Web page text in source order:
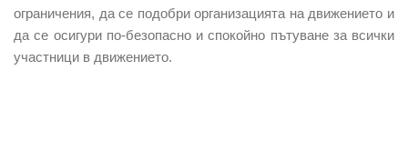
ограничения, да се подобри организацията на движението и
да се осигури по-безопасно и спокойно пътуване за всички
участници в движението.